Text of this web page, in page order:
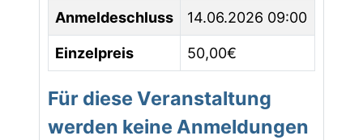
Anmeldeschluss 14.06.2026 09:00
Einzelpreis 50,00€
Für diese Veranstaltung
werden keine Anmeldungen